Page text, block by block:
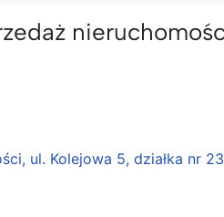
ul. Kolejowa 5, działka nr